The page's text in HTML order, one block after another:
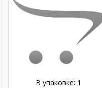
В упаковке: 1